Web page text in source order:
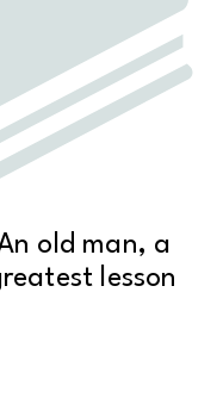
old man, a
lesson